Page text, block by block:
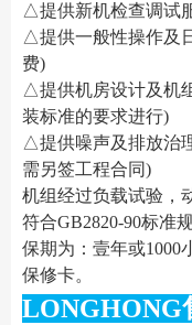
△提供新机检查调试
△提供一般性操作及
费)
△提供机房设计及机
装标准的要求进行)
△提供噪声及排放治
需另签工程合同)
机组经过负载试验，
符合GB2820-90标准
保期为：壹年或1000
保修卡。
LONGHONG